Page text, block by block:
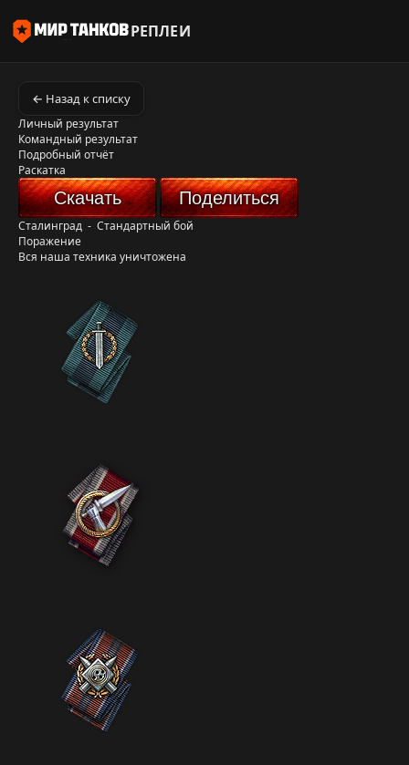
РЕПЛЕИ
← Назад к списку
Личный результат
Командный результат
Подробный отчёт
Раскатка
Скачать Поделиться
Сталинград - Стандартный бой
Поражение
Вся наша техника уничтожена